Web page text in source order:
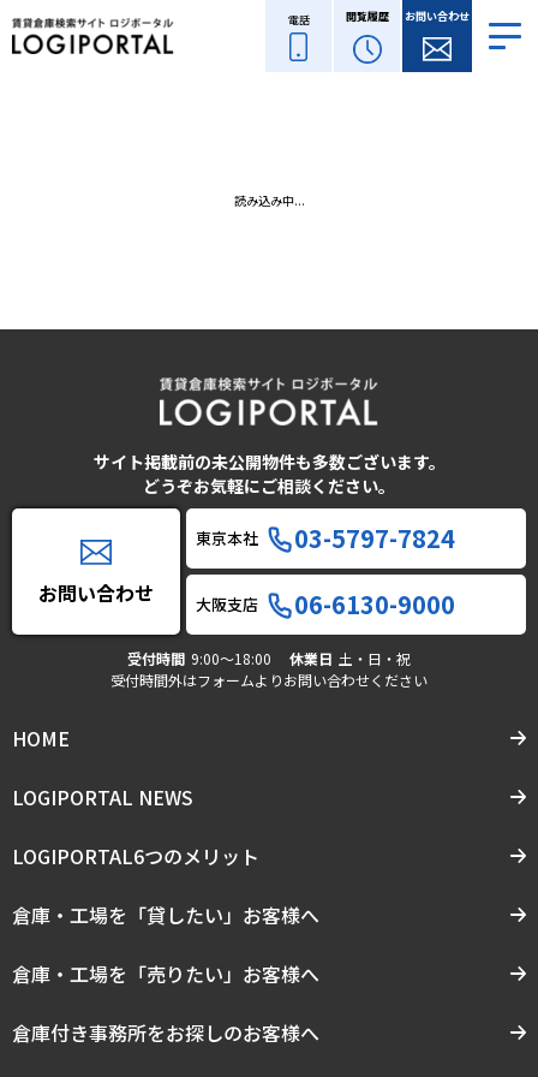
電話 閲覧履歴 お問い合わせ
読み込み中...
サイト掲載前の未公開物件も多数ございます。
どうぞお気軽にご相談ください。
お問い合わせ
東京本社 03-5797-7824
大阪支店 06-6130-9000
受付時間 9:00〜18:00 休業日 土・日・祝
受付時間外はフォームよりお問い合わせください
HOME
LOGIPORTAL NEWS
LOGIPORTAL6つのメリット
倉庫・工場を「貸したい」お客様へ
倉庫・工場を「売りたい」お客様へ
倉庫付き事務所をお探しのお客様へ